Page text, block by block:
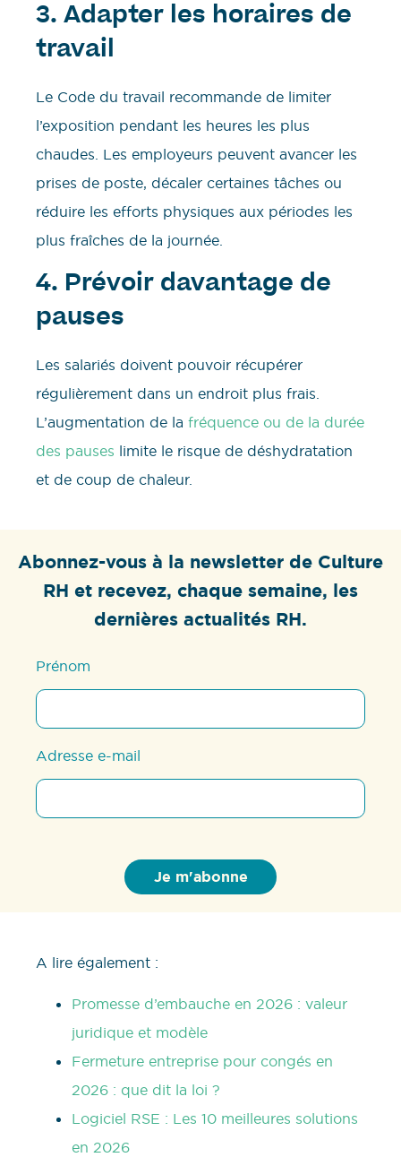
3. Adapter les horaires de
travail
Le Code du travail recommande de limiter
l’exposition pendant les heures les plus
chaudes. Les employeurs peuvent avancer les
prises de poste, décaler certaines tâches ou
réduire les efforts physiques aux périodes les
plus fraîches de la journée.
4. Prévoir davantage de
pauses
Les salariés doivent pouvoir récupérer
régulièrement dans un endroit plus frais.
L’augmentation de la fréquence ou de la durée
des pauses limite le risque de déshydratation
et de coup de chaleur.
Abonnez-vous à la newsletter de Culture
RH et recevez, chaque semaine, les
dernières actualités RH.
Prénom
Adresse e-mail
A lire également :
Promesse d’embauche en 2026 : valeur
juridique et modèle
Fermeture entreprise pour congés en
2026 : que dit la loi ?
Logiciel RSE : Les 10 meilleures solutions
en 2026